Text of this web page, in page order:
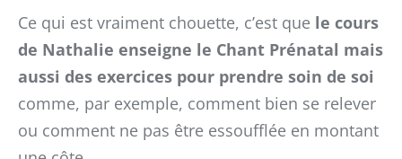
Ce qui est vraiment chouette, c’est que le cours
de Nathalie enseigne le Chant Prénatal mais
aussi des exercices pour prendre soin de soi
comme, par exemple, comment bien se relever
ou comment ne pas être essoufflée en montant